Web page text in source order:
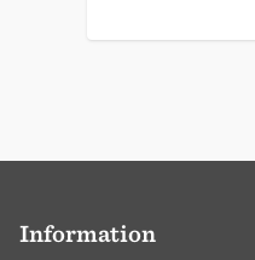
Information